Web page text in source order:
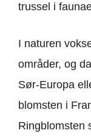
trussel i
I naturen
områder, og
Sør-Europa
blomsten i
Ringblomsten